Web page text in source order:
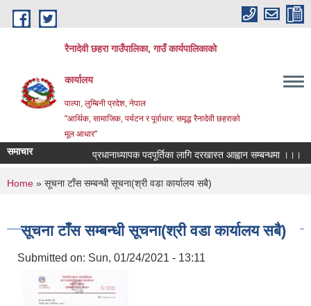
Skip to main content
रैनादेवी छहरा गाउँपालिका, गाउँ कार्यपालिकाको
कार्यालय
पाल्पा, लुम्बिनी प्रदेश, नेपाल
"आर्थिक, सामाजिक, पर्यटन र पूर्वाधार: समृद्ध रैनादेवी छहराको
मूल आधार"
समाचार प्रधानाध्यापक पदपूर्तिका लागि दरखास्त आह्वान सम्बन्धमा ।।।
You are here
Home » सूचना टाँस सम्बन्धी सूचना(श्री वडा कार्यालय सबै)
सूचना टाँस सम्बन्धी सूचना(श्री वडा कार्यालय सबै)
Submitted on: Sun, 01/24/2021 - 13:11